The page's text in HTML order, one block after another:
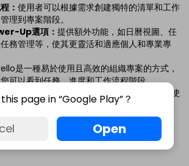
： 使用者可以根據需求創建獨特的清單和工作
理到專案階段。
Up選項： 提供額外功能，如日曆視圖、任
務管理等，使其更靈活和適應個人和專業專
是一種易於使用且高效的組織專案的方式，
可以看到任務、進度和工作流程階段。
擁有一個名為The Butler的自動化工具，讓使
、規則和命令，以減少重複性任務。
page in “Google Play”？
Open